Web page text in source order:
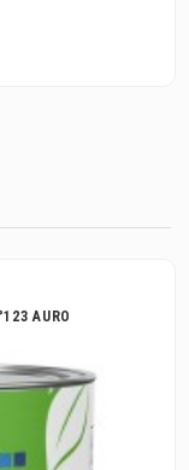
AURO